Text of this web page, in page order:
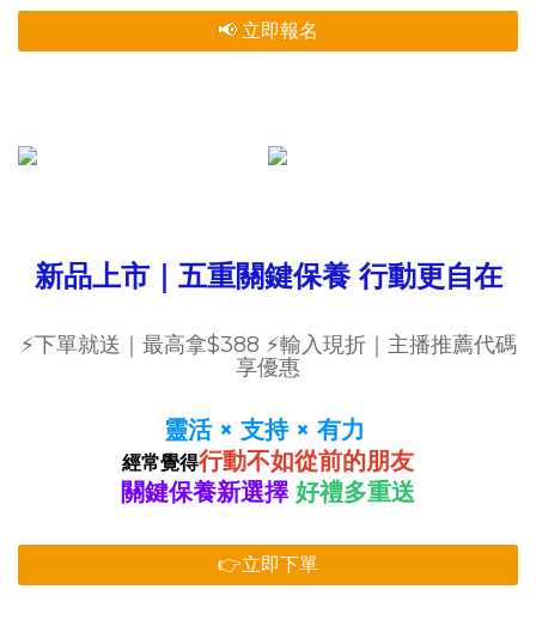
📢 立即報名
新品上市｜五重關鍵保養 行動更自在
⚡下單就送｜最高拿$388 ⚡輸入現折｜主播推薦代碼
享優惠
靈活 × 支持 × 有力
經常覺得行動不如從前的朋友
關鍵保養新選擇 好禮多重送
👉立即下單